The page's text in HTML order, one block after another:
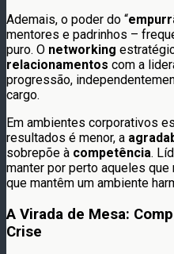
Ademais, o poder do “
mentores e padrinhos –
puro. O networking
relacionamentos com a
progressão,
cargo.
Em ambientes corporativos
resultados é menor, a
sobrepõe à competência.
manter por perto aqueles que
que mantêm um ambiente
A Virada de Mesa:
Crise